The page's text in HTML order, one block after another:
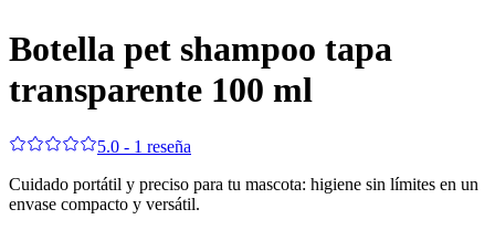
Botella pet shampoo tapa
transparente 100 ml
5.0 - 1 reseña
Cuidado portátil y preciso para tu mascota: higiene sin límites en un
envase compacto y versátil.